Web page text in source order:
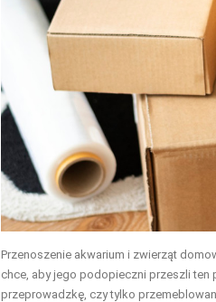
Przenoszenie akwarium i zwierząt
chce, aby jego podopieczni przeszli
przeprowadzkę, czy tylko